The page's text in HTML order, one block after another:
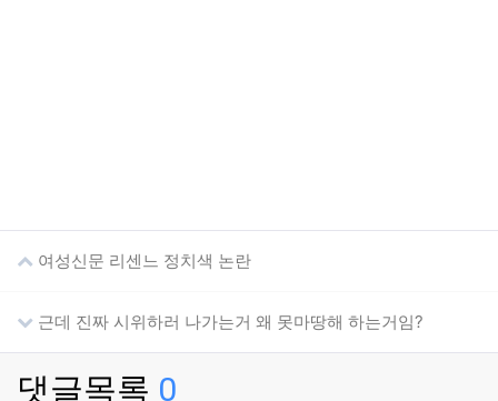
여성신문 리센느 정치색 논란
근데 진짜 시위하러 나가는거 왜 못마땅해 하는거임?
댓글목록 0